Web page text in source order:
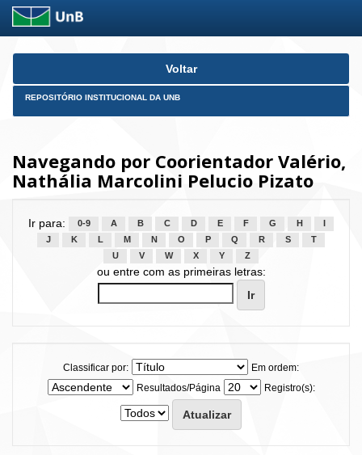
Skip
Voltar
REPOSITÓRIO INSTITUCIONAL DA UNB
Navegando por Coorientador Valério,
Nathália Marcolini Pelucio Pizato
Ir para: 0-9 A B C D E F G H
J
K L M N O P Q R S
T
U
V W X Y Z
ou entre com as primeiras letras:
Classificar por:
Em ordem:
Resultados/Página
Registro(s):